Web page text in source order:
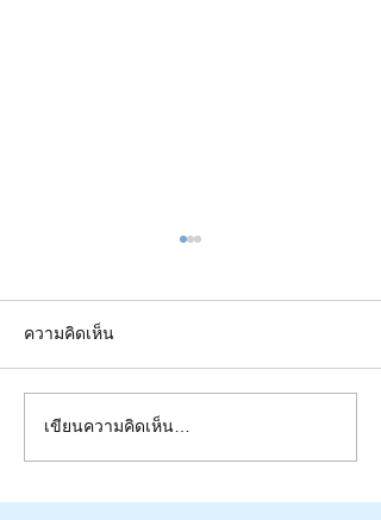
สามทศวรรษรหัสเทอร์โบ |
30th Anniversary - Turbo Codes |
ความคิดเห็น
เขียนความคิดเห็น…